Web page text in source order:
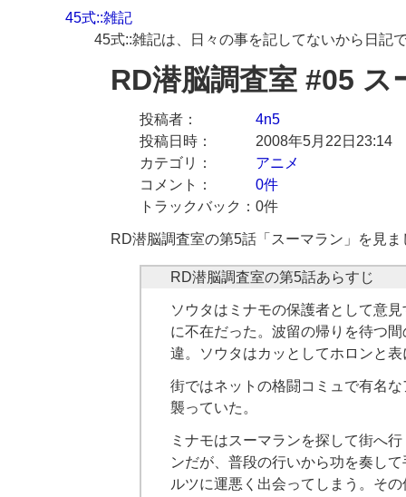
45式::雑記
45式::雑記は、日々の事を記してないから日記
RD潜脳調査室 #05 ス
投稿者
4n5
投稿日時
2008年5月22日23:14
カテゴリ
アニメ
コメント
0件
トラックバック
0件
RD潜脳調査室の第5話「スーマラン」を見ま
ソウタはミナモの保護者として意
に不在だった。波留の帰りを待つ
違。ソウタはカッとしてホロンと表
街ではネットの格闘コミュで有名
襲っていた。
ミナモはスーマランを探して街へ
ンだが、普段の行いから功を奏し
ルツに運悪く出会ってしまう。そ